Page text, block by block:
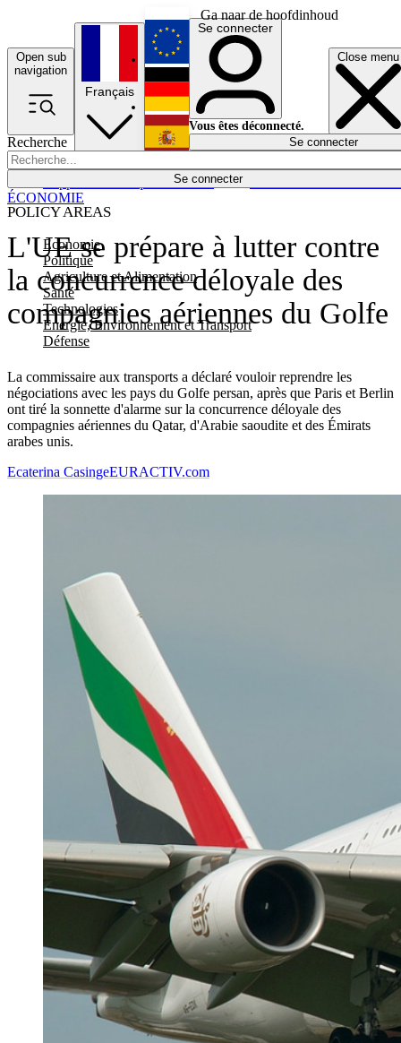
Ga naar de hoofdinhoud
Open sub
navigation
Close menu
Recherche
Se connecter
POLICY AREAS
Economie
Politique
Agriculture et Alimentation
Santé
Technologies
Energie, Environnement et Transport
Défense
Économie
Français
English
Deutsch
Español
Se connecter
Vous êtes déconnecté.
Se connecter
L'UE se prépare à lutter contre
la concurrence déloyale des
compagnies aériennes du Golfe
La commissaire aux transports a déclaré vouloir reprendre les
négociations avec les pays du Golfe persan, après que Paris et Berlin
ont tiré la sonnette d'alarme sur la concurrence déloyale des
compagnies aériennes du Qatar, d'Arabie saoudite et des Émirats
arabes unis.
ÉCONOMIE
Ecaterina CasingeEURACTIV.com